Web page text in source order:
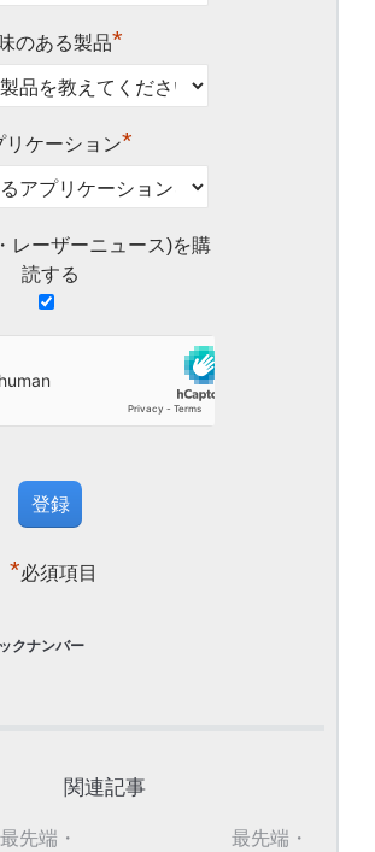
のある製品*
リケーション*
レーザーニュース)を購
読する
*必須項目
クナンバー
関連記事
最先端・
最先端・